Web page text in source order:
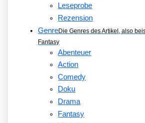
Leseprobe
Rezension
GenreDie Genres des Artikel, also
Fantasy
Abenteuer
Action
Comedy
Doku
Drama
Fantasy